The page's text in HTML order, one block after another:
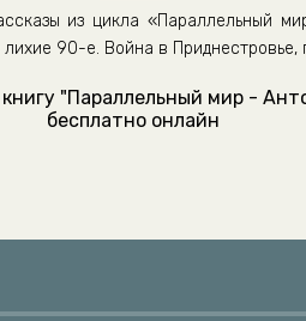
из цикла «Параллельный
90-е. Война в Приднестровье,
"Параллельный мир -
бесплатно онлайн